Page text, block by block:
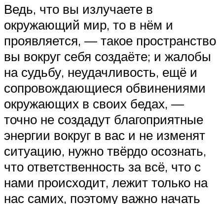
Ведь, что вы излучаете в
окружающий мир, то в нём и
проявляется, — такое пространство
вы вокруг себя создаёте; и жалобы
на судьбу, неудачливость, ещё и
сопровождающиеся обвинениями
окружающих в своих бедах, —
точно не создадут благоприятные
энергии вокруг в вас и не изменят
ситуацию, нужно твёрдо осознать,
что ответственность за всё, что с
нами происходит, лежит только на
нас самих, поэтому важно начать